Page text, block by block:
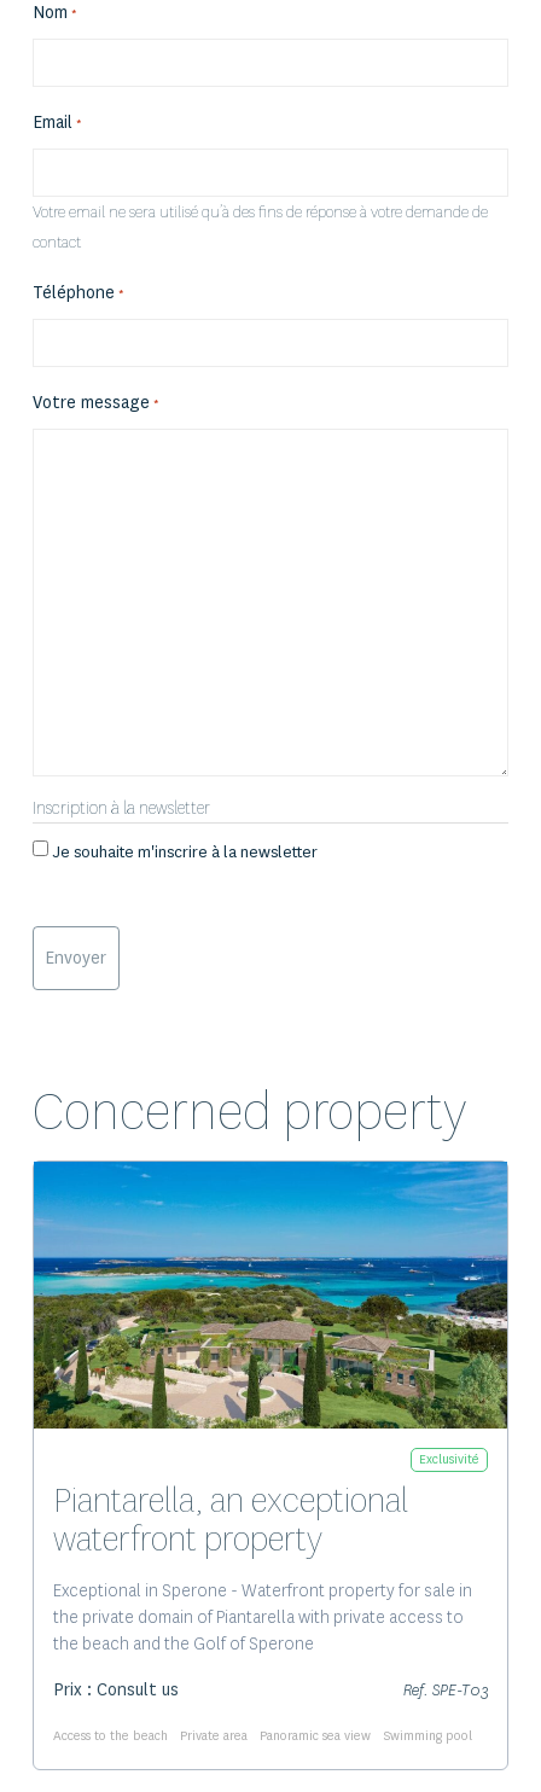
Nom *
Email *
Votre email ne sera utilisé qu’à des fins de réponse à votre demande de
contact
Téléphone *
Votre message *
Inscription à la newsletter
Je souhaite m'inscrire à la newsletter
Concerned property
Exclusivité
Piantarella, an exceptional
waterfront property
Exceptional in Sperone - Waterfront property for sale in
the private domain of Piantarella with private access to
the beach and the Golf of Sperone
Prix : Consult us
Ref. SPE-T03
Access to the beach Private area Panoramic sea view Swimming pool